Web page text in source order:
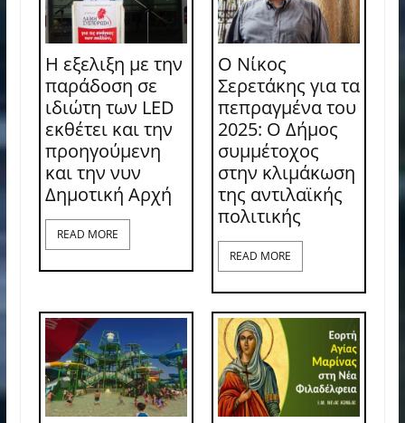
Η εξελιξη με την
παράδοση σε
ιδιώτη των LED
εκθέτει και την
προηγούμενη
και την νυν
Δημοτική Αρχή
READ MORE
Ο Νίκος
Σερετάκης για τα
πεπραγμένα του
2025: Ο Δήμος
συμμέτοχος
στην κλιμάκωση
της αντιλαϊκής
πολιτικής
READ MORE